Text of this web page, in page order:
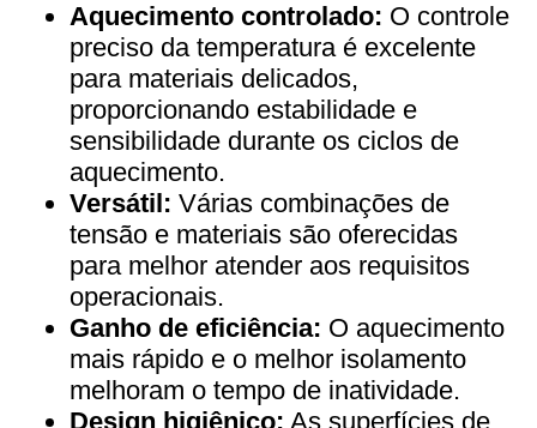
Aquecimento controlado: O controle
preciso da temperatura é excelente
para materiais delicados,
proporcionando estabilidade e
sensibilidade durante os ciclos de
aquecimento.
Versátil: Várias combinações de
tensão e materiais são oferecidas
para melhor atender aos requisitos
operacionais.
Ganho de eficiência: O aquecimento
mais rápido e o melhor isolamento
melhoram o tempo de inatividade.
Design higiênico: As superfícies de